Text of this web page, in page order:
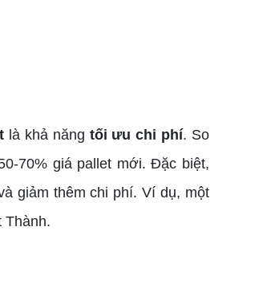
là khả năng tối ưu chi phí. So
70% giá pallet mới. Đặc biệt,
giảm thêm chi phí. Ví dụ, một